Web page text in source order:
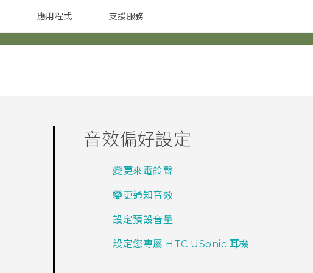
G REIGNS 配件
應用程式 支援服務
音效偏好設定
變更來電鈴聲
變更通知音效
設定預設音量
設定您專屬 HTC USonic 耳機